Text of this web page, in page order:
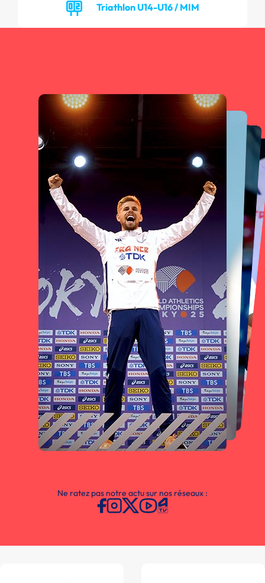
Triathlon U14-U16 / MIM
Ne ratez pas notre actu sur nos réseaux :